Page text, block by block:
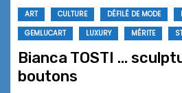
ART CULTURE DÉFILÉ DE MODE
GEMLUCART
LUXURY MÉRITE
Bianca TOSTI …
boutons